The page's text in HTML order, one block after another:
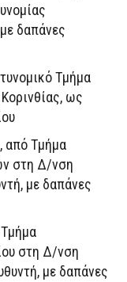
δαπάνες
Τμήμα
ως
από Τμήμα
στη Δ/νση
με δαπάνες
στη Δ/νση
με δαπάνες